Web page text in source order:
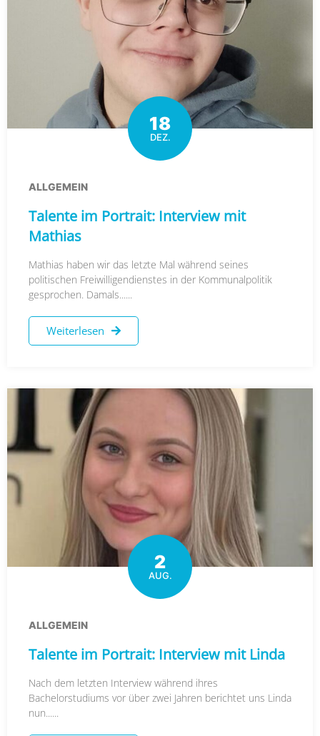
18
DEZ.
ALLGEMEIN
Talente im Portrait: Interview mit
Mathias
Mathias haben wir das letzte Mal während seines
politischen Freiwilligendienstes in der Kommunalpolitik
gesprochen. Damals......
Weiterlesen
2
AUG.
ALLGEMEIN
Talente im Portrait: Interview mit Linda
Nach dem letzten Interview während ihres
Bachelorstudiums vor über zwei Jahren berichtet uns Linda
nun......